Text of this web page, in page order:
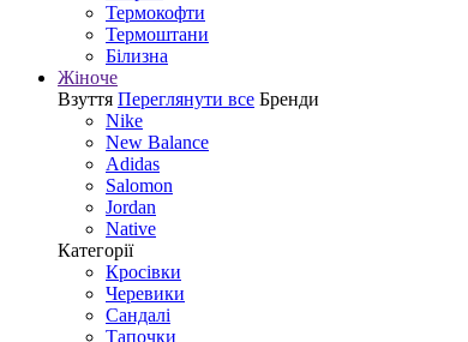
Термокофти
Термоштани
Білизна
Жіноче
Взуття Переглянути все Бренди
Nike
New Balance
Adidas
Salomon
Jordan
Native
Категорії
Кросівки
Черевики
Сандалі
Tапочки